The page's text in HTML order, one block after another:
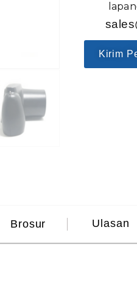
Kirim
Brosur Ulasan